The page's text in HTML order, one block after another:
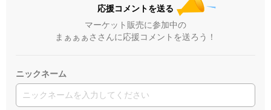
応援コメントを送る
マーケット販売に参加中の
まぁぁぁささんに応援コメントを送ろう！
ニックネーム